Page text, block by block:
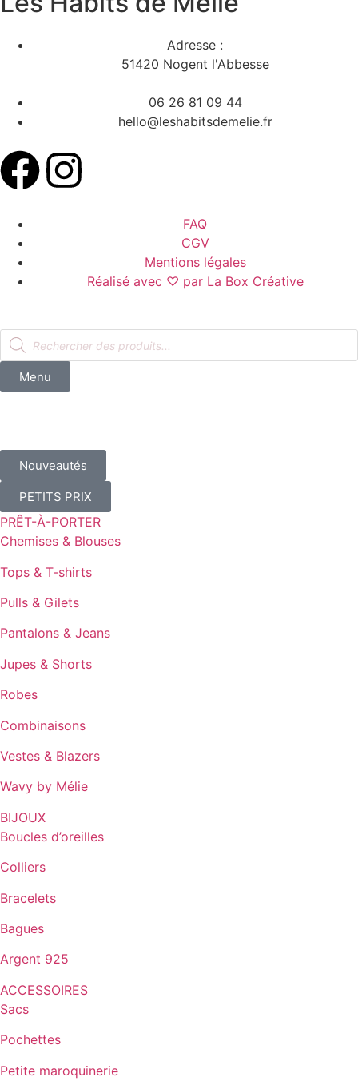
Adresse :
51420 Nogent l'Abbesse
06 26 81 09 44
hello@leshabitsdemelie.fr
FAQ
CGV
Mentions légales
Réalisé avec ♡ par La Box Créative
Menu
Nouveautés
PETITS PRIX
PRÊT-À-PORTER
Chemises & Blouses
Tops & T-shirts
Pulls & Gilets
Pantalons & Jeans
Jupes & Shorts
Robes
Combinaisons
Vestes & Blazers
Wavy by Mélie
BIJOUX
Boucles d’oreilles
Colliers
Bracelets
Bagues
Argent 925
ACCESSOIRES
Sacs
Pochettes
Petite maroquinerie